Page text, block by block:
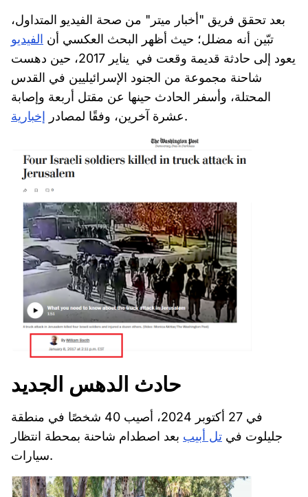
بعد تحقق فريق "أخبار ميتر" من صحة الفيديو المتداول،
تبّين أنه مضلل؛ حيث أظهر البحث العكسي أن الفيديو
يعود إلى حادثة قديمة وقعت في يناير 2017، حين دهست
شاحنة مجموعة من الجنود الإسرائيليين في القدس
المحتلة، وأسفر الحادث حينها عن مقتل أربعة وإصابة
عشرة آخرين، وفقًا لمصادر إخبارية .
حادث الدهس الجديد
في 27 أكتوبر 2024، أصيب 40 شخصًا في منطقة
جليلوت في تل أبيب بعد اصطدام شاحنة بمحطة انتظار
سيارات.